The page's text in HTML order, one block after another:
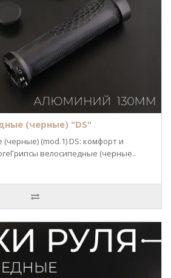
(черные) "DS"
(mod.1) DS: комфорт и
велосипедные (черные..